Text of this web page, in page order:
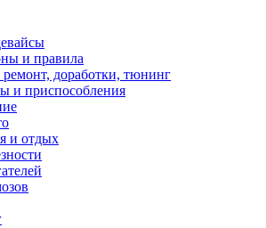
и правила
доработки, тюнинг
и приспособления
и отдых